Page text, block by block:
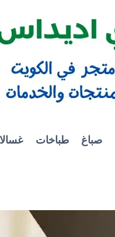
صباغ طباخات